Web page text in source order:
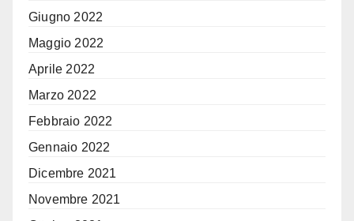
Giugno 2022
Maggio 2022
Aprile 2022
Marzo 2022
Febbraio 2022
Gennaio 2022
Dicembre 2021
Novembre 2021